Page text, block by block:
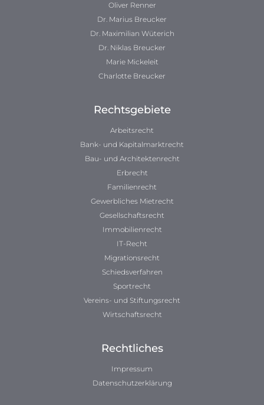
Oliver Renner
Dr. Marius Breucker
Dr. Maximilian Wüterich
Dr. Niklas Breucker
Marie Mickeleit
Charlotte Breucker
Rechtsgebiete
Arbeitsrecht
Bank- und Kapitalmarktrecht
Bau- und Architektenrecht
Erbrecht
Familienrecht
Gewerbliches Mietrecht
Gesellschaftsrecht
Immobilienrecht
IT-Recht
Migrationsrecht
Schiedsverfahren
Sportrecht
Vereins- und Stiftungsrecht
Wirtschaftsrecht
Rechtliches
Impressum
Datenschutzerklärung